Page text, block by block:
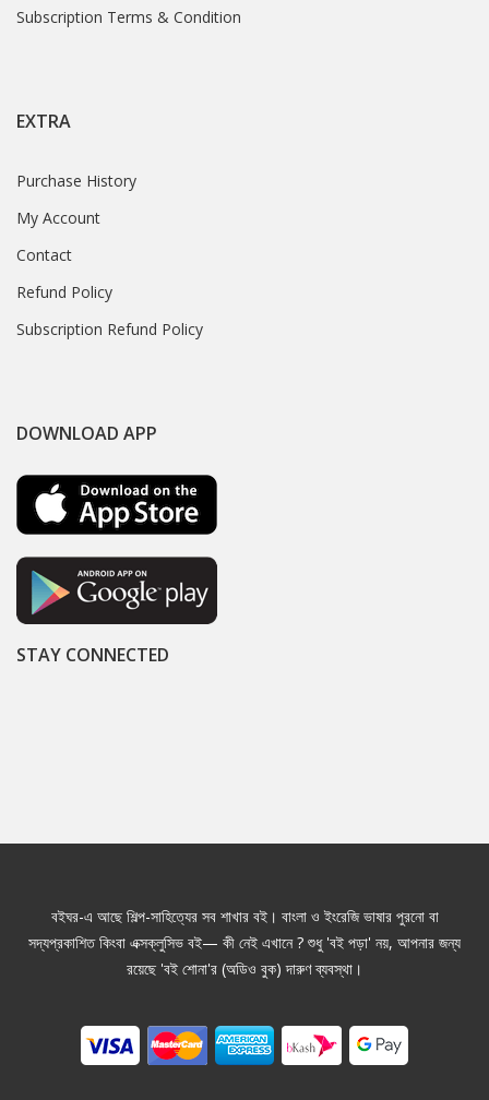
Subscription Terms & Condition
EXTRA
Purchase History
My Account
Contact
Refund Policy
Subscription Refund Policy
DOWNLOAD APP
STAY CONNECTED
বইঘর-এ আছে শিল্প-সাহিত্যের সব শাখার বই। বাংলা ও ইংরেজি ভাষার পুরনো বা
সদ্যপ্রকাশিত কিংবা এক্সক্লুসিভ বই— কী নেই এখানে ? শুধু 'বই পড়া' নয়, আপনার জন্য
রয়েছে 'বই শোনা'র (অডিও বুক) দারুণ ব্যবস্থা।